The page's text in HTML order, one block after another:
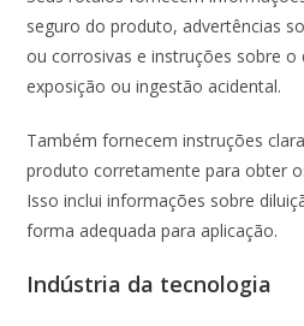
seguro do produto, advertências
ou corrosivas e instruções sobre o
exposição ou ingestão acidental.
Também fornecem instruções
produto corretamente para obter
Isso inclui informações sobre
forma adequada para aplicação.
Indústria da tecnologia